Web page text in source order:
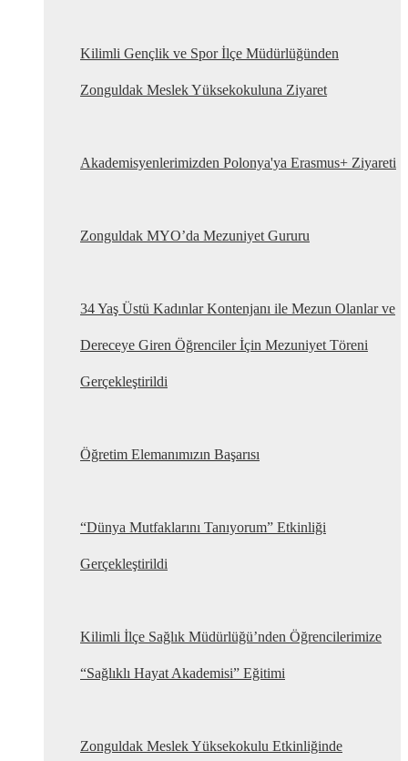
Kilimli Gençlik ve Spor İlçe Müdürlüğünden
Zonguldak Meslek Yüksekokuluna Ziyaret
Akademisyenlerimizden Polonya'ya Erasmus+ Ziyareti
Zonguldak MYO’da Mezuniyet Gururu
34 Yaş Üstü Kadınlar Kontenjanı ile Mezun Olanlar ve
Dereceye Giren Öğrenciler İçin Mezuniyet Töreni
Gerçekleştirildi
Öğretim Elemanımızın Başarısı
“Dünya Mutfaklarını Tanıyorum” Etkinliği
Gerçekleştirildi
Kilimli İlçe Sağlık Müdürlüğü’nden Öğrencilerimize
“Sağlıklı Hayat Akademisi” Eğitimi
Zonguldak Meslek Yüksekokulu Etkinliğinde